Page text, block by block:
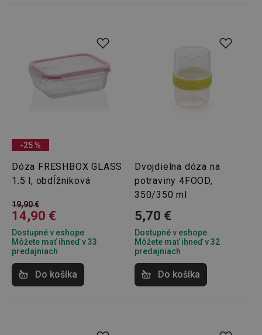
-25 %
Dóza FRESHBOX GLASS
1.5 l, obdĺžniková
19,90 €
14,90 €
Dostupné v eshope
Môžete mať ihneď v 33
predajniach
Do košíka
Dvojdielna dóza na
potraviny 4FOOD,
350/350 ml
5,70 €
Dostupné v eshope
Môžete mať ihneď v 32
predajniach
Do košíka